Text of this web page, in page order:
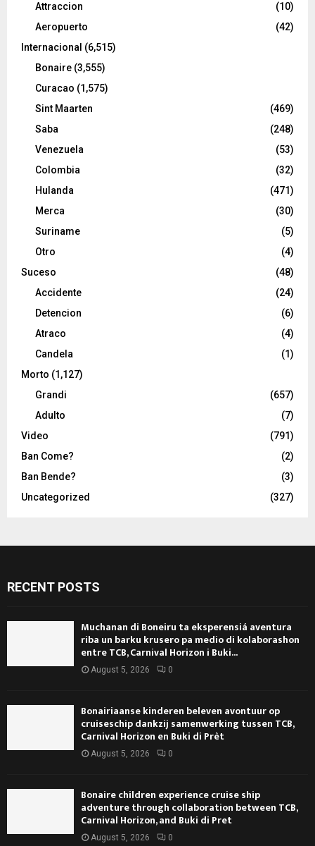
Attraccion
(10)
Aeropuerto
(42)
Internacional (6,515)
Bonaire (3,555)
Curacao (1,575)
Sint Maarten
(469)
Saba
(248)
Venezuela
(53)
Colombia
(32)
Hulanda
(471)
Merca
(30)
Suriname
(5)
Otro
(4)
Suceso
(48)
Accidente
(24)
Detencion
(6)
Atraco
(4)
Candela
(1)
Morto (1,127)
Grandi
(657)
Adulto
(7)
Video
(791)
Ban Come?
(2)
Ban Bende?
(3)
Uncategorized
(327)
RECENT POSTS
Muchanan di Boneiru ta eksperensiá aventura
riba un barku krusero pa medio di kolaborashon
entre TCB, Carnival Horizon i Buki...
August 5, 2026 0
Bonairiaanse kinderen beleven avontuur op
cruiseschip dankzij samenwerking tussen TCB,
Carnival Horizon en Buki di Prèt
August 5, 2026 0
Bonaire children experience cruise ship
adventure through collaboration between TCB,
Carnival Horizon, and Buki di Pret
August 5, 2026 0